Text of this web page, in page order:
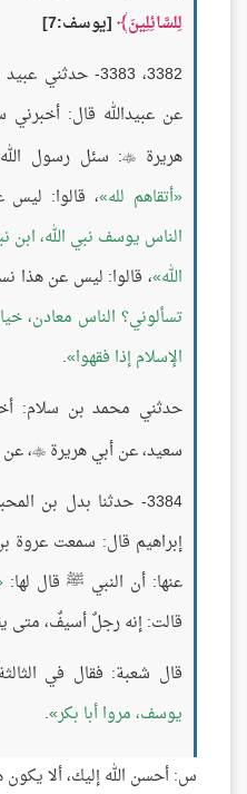
لِلسَّائِلِينَ [يوسف:7]
3382، 3383-
عن عبيدالله قال:
هريرة
: سئل رسول
أتقاهم لله ، قالوا:
الناس يوسف نبي الله، ابن
الله ، قالوا: ليس عن هذا
تسألوني؟ الناس معادن،
الإسلام إذا فقهوا .
حدثني محمد بن سلام:
سعيد، عن أبي هريرة ،
3384- حدثنا بدل بن
إبراهيم قال: سمعت عروة
عنها: أن النبي ﷺ قال لها:
قالت: إنه رجلٌ أسيفٌ، متى
قال شعبة: فقال في
يوسف، مروا أبا بكر .
س: أحسن الله إليك، ألا يكون